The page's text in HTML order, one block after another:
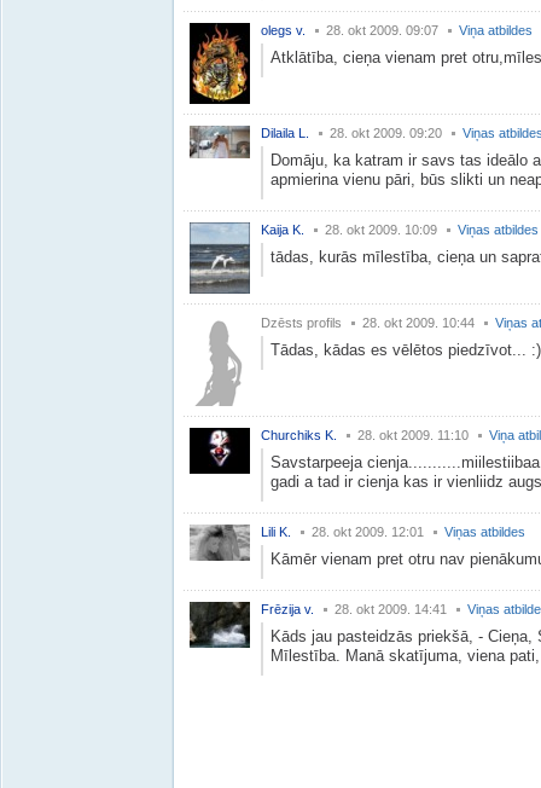
olegs v. 28. okt 2009. 09:07 Viņa atbildes
Atklātība, cieņa vienam pret
Dilaila L. 28. okt 2009. 09:20 Viņas
Domāju, ka katram ir savs tas ideālo
apmierina vienu pāri, būs slikti un
Kaija K. 28. okt 2009. 10:09 Viņas atbildes
tādas, kurās mīlestība, cieņa un
Dzēsts profils 28. okt 2009. 10:44 Viņas
Tādas, kādas es vēlētos piedzīvot... :)
Churchiks K. 28. okt 2009. 11:10 Viņa
Savstarpeeja
gadi a tad ir cienja kas ir vienliidz
Lili K. 28. okt 2009. 12:01 Viņas atbildes
Kāmēr vienam pret otru nav
Frēzija v. 28. okt 2009. 14:41 Viņas
Kāds jau pasteidzās priekšā, -
Mīlestība. Manā skatījuma, viena